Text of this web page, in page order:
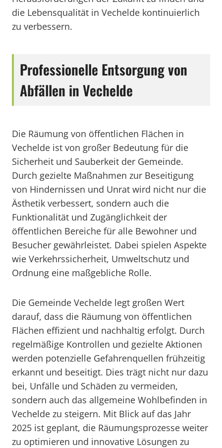
die Lebensqualität in Vechelde kontinuierlich
zu verbessern.
Professionelle Entsorgung von
Abfällen in Vechelde
Die Räumung von öffentlichen Flächen in
Vechelde ist von großer Bedeutung für die
Sicherheit und Sauberkeit der Gemeinde.
Durch gezielte Maßnahmen zur Beseitigung
von Hindernissen und Unrat wird nicht nur die
Ästhetik verbessert, sondern auch die
Funktionalität und Zugänglichkeit der
öffentlichen Bereiche für alle Bewohner und
Besucher gewährleistet. Dabei spielen Aspekte
wie Verkehrssicherheit, Umweltschutz und
Ordnung eine maßgebliche Rolle.
Die Gemeinde Vechelde legt großen Wert
darauf, dass die Räumung von öffentlichen
Flächen effizient und nachhaltig erfolgt. Durch
regelmäßige Kontrollen und gezielte Aktionen
werden potenzielle Gefahrenquellen frühzeitig
erkannt und beseitigt. Dies trägt nicht nur dazu
bei, Unfälle und Schäden zu vermeiden,
sondern auch das allgemeine Wohlbefinden in
Vechelde zu steigern. Mit Blick auf das Jahr
2025 ist geplant, die Räumungsprozesse weiter
zu optimieren und innovative Lösungen zu